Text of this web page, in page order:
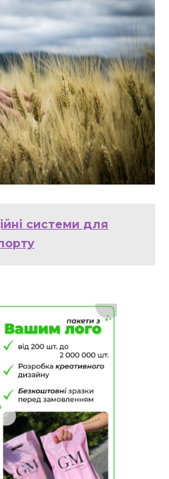
системи для